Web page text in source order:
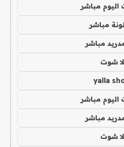
اليوم مباشر
مباشر
مباشر
شوت
yalla
اليوم مباشر
مباشر
شوت